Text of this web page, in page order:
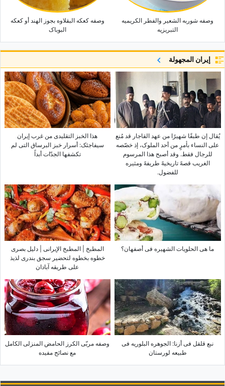
وصفه شوربه الشعیر والفطر الکریمیه
التبریزیه
وصفه کعکه البقلاوه بجوز الهند أو کعکه
البوباک
إيران المجهولة
یُقال إن طبقًا شهیرًا من عهد القاجار قد مُنع
على النساء بأمرٍ من أحد الملوک، إذ خصّصه
للرجال فقط. وقد أصبح هذا المرسوم
الغریب قصهً تاریخیهً طریفهً ومثیره
للفضول.
هذا الخبز التقلیدی من غرب إیران
سیفاجئک: أسرار خبز البرساق التی لم
تکشفها الجدّات أبداً
ما هی الحلویات الشهیره فی أصفهان؟
المطبخ | المطبخ الإیرانی | دلیل بصری
خطوه بخطوه لتحضیر سجق بندری لذیذ
على طریقه آبادان
نبع قلقل فی أزنا: الجوهره البلوریه فی
طبیعه لورستان
وصفه مربّى الکرز الحامض المنزلی الکامل
مع نصائح مفیده